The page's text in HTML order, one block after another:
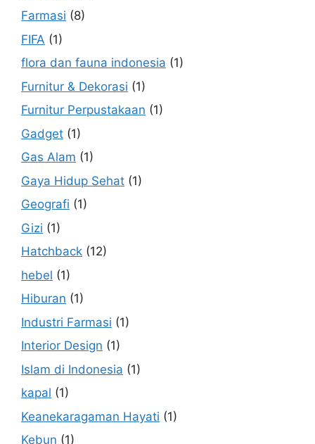
Farmasi (8)
FIFA (1)
flora dan fauna indonesia (1)
Furnitur & Dekorasi (1)
Furnitur Perpustakaan (1)
Gadget (1)
Gas Alam (1)
Gaya Hidup Sehat (1)
Geografi (1)
Gizi (1)
Hatchback (12)
hebel (1)
Hiburan (1)
Industri Farmasi (1)
Interior Design (1)
Islam di Indonesia (1)
kapal (1)
Keanekaragaman Hayati (1)
Kebun (1)